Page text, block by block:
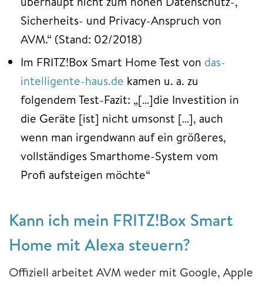
Sicherheits- und Privacy-Anspruch von
AVM.“ (Stand: 02/2018)
Im FRITZ!Box Smart Home Test von das-
intelligente-haus.de kamen u. a. zu
folgendem Test-Fazit: „[…]die Investition in
die Geräte [ist] nicht umsonst […], auch
wenn man irgendwann auf ein größeres,
vollständiges Smarthome-System vom
Profi aufsteigen möchte“
Kann ich mein FRITZ!Box Smart
Home mit Alexa steuern?
Offiziell arbeitet AVM weder mit Google, Apple